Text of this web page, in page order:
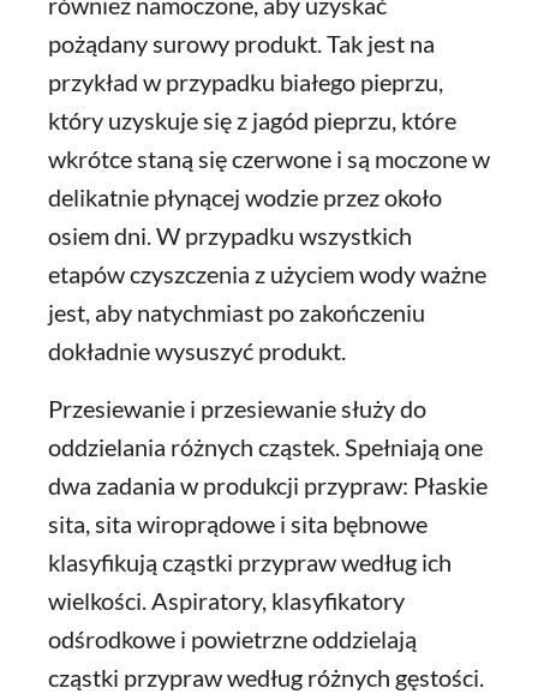
pożądany surowy produkt. Tak jest na
przykład w przypadku białego pieprzu,
który uzyskuje się z jagód pieprzu, które
wkrótce staną się czerwone i są moczone w
delikatnie płynącej wodzie przez około
osiem dni. W przypadku wszystkich
etapów czyszczenia z użyciem wody ważne
jest, aby natychmiast po zakończeniu
dokładnie wysuszyć produkt.
Przesiewanie i przesiewanie służy do
oddzielania różnych cząstek. Spełniają one
dwa zadania w produkcji przypraw: Płaskie
sita, sita wiroprądowe i sita bębnowe
klasyfikują cząstki przypraw według ich
wielkości. Aspiratory, klasyfikatory
odśrodkowe i powietrzne oddzielają
cząstki przypraw według różnych gęstości.